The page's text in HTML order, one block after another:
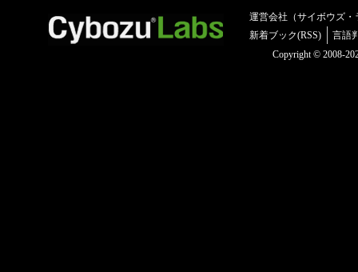
運営会社（サイボウズ・
新着ブック(RSS)
言語
Copyright © 2008-